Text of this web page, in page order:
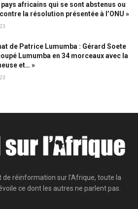
africains qui se sont abstenus ou
la résolution présentée à l’ONU »
de Patrice Lumumba : Gérard Soete
Lumumba en 34 morceaux avec la
et… »
de réinformation sur l'Afrique, toute la
ce dont les autres ne parlent pas.